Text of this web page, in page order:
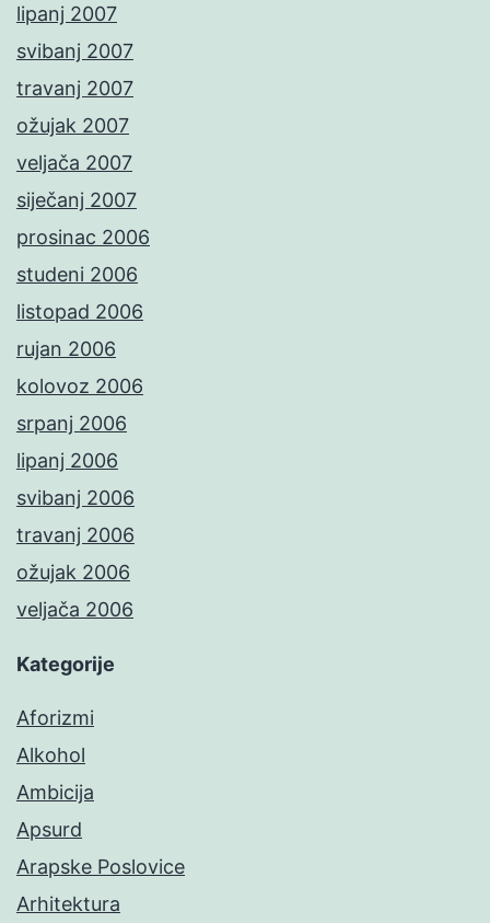
lipanj 2007
svibanj 2007
travanj 2007
ožujak 2007
veljača 2007
siječanj 2007
prosinac 2006
studeni 2006
listopad 2006
rujan 2006
kolovoz 2006
srpanj 2006
lipanj 2006
svibanj 2006
travanj 2006
ožujak 2006
veljača 2006
Kategorije
Aforizmi
Alkohol
Ambicija
Apsurd
Arapske Poslovice
Arhitektura